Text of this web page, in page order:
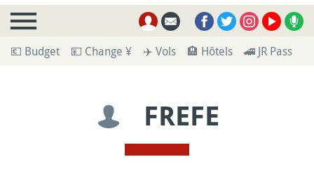
💶 Budget 💴 Change ¥ ✈️ Vols 🏨 Hôtels 🚄 JR Pass
FREFE